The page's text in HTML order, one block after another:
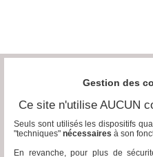
Gestion des
Ce site n'utilise AUCUN
Seuls sont utilisés les dispositifs
"techniques" nécessaires à son
En revanche, pour plus de